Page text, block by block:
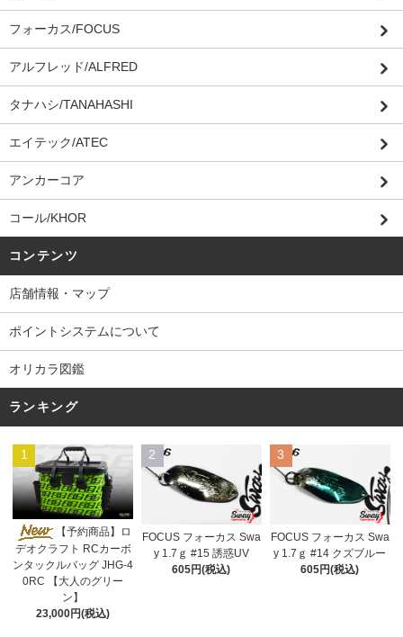
フォーカス/FOCUS
アルフレッド/ALFRED
タナハシ/TANAHASHI
エイテック/ATEC
アンカーコア
コール/KHOR
コンテンツ
店舗情報・マップ
ポイントシステムについて
オリカラ図鑑
ランキング
1
【予約商品】ロ
デオクラフト RCカーボ
ンタックルバッグ JHG-4
0RC 【大人のグリー
ン】
23,000円(税込)
2
FOCUS フォーカス Swa
y 1.7ｇ #15 誘惑UV
605円(税込)
3
FOCUS フォーカス Swa
y 1.7ｇ #14 クズブルー
605円(税込)